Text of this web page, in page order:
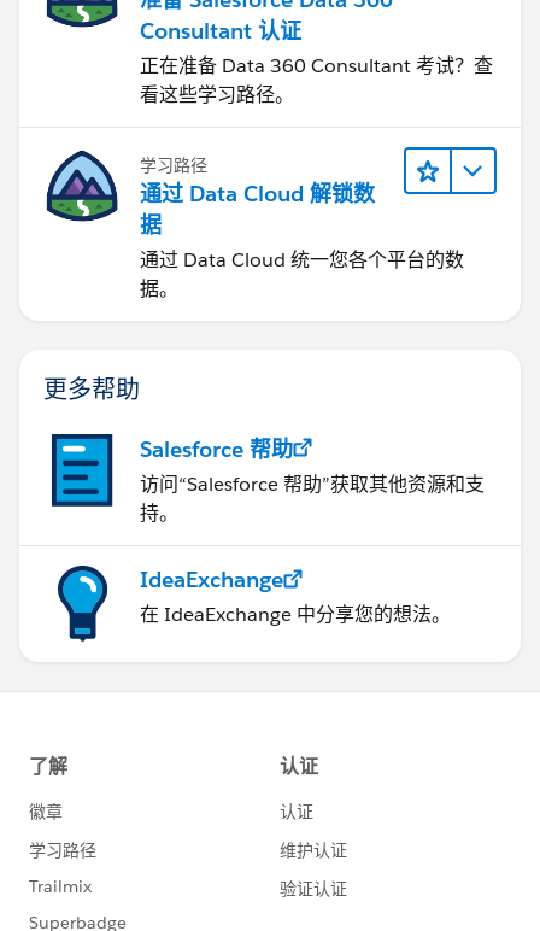
Consultant 认证
正在准备 Data 360 Consultant 考试？查
看这些学习路径。
学习路径
通过 Data Cloud 解锁数
据
通过 Data Cloud 统一您各个平台的数
据。
更多帮助
Salesforce 帮助
访问“Salesforce 帮助”获取其他资源和支
持。
IdeaExchange
在 IdeaExchange 中分享您的想法。